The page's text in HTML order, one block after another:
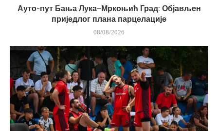
Ауто-пут Бања Лука–Мркоњић Град: Објављен
приједлог плана парцелације
08/08/2026